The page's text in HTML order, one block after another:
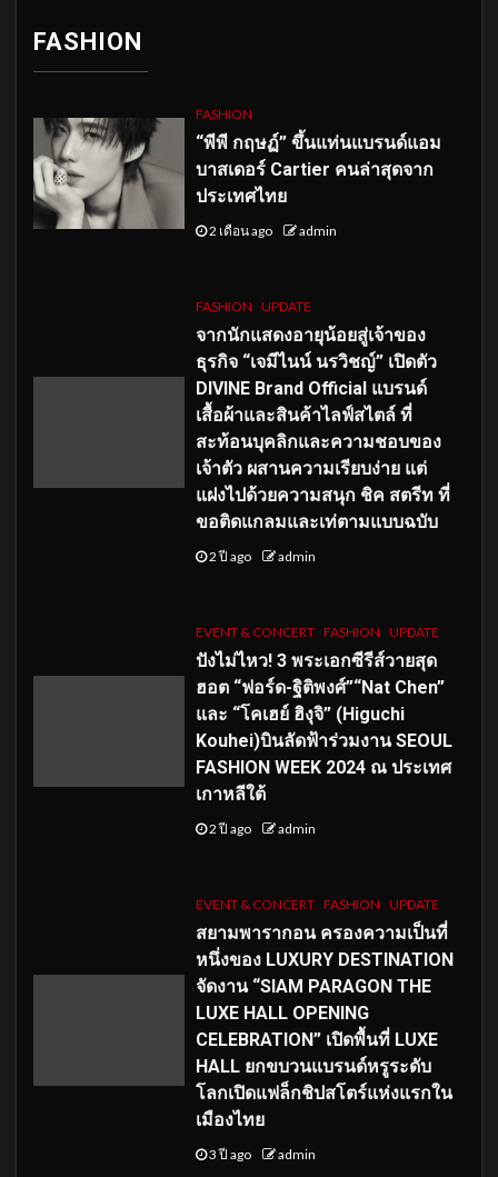
FASHION
FASHION
“พีพี กฤษฏ์” ขึ้นแท่นแบรนด์แอม
บาสเดอร์ Cartier คนล่าสุดจาก
ประเทศไทย
2 เดือน ago admin
FASHION UPDATE
จากนักแสดงอายุน้อยสู่เจ้าของ
ธุรกิจ “เจมีไนน์ นรวิชญ์” เปิดตัว
DIVINE Brand Official แบรนด์
เสื้อผ้าและสินค้าไลฟ์สไตล์ ที่
สะท้อนบุคลิกและความชอบของ
เจ้าตัว ผสานความเรียบง่าย แต่
แฝงไปด้วยความสนุก ชิค สตรีท ที่
ขอติดแกลมและเท่ตามแบบฉบับ
2 ปี ago admin
EVENT & CONCERT FASHION UPDATE
ปังไม่ไหว! 3 พระเอกซีรีส์วายสุด
ฮอต “ฟอร์ด-ฐิติพงศ์”“Nat Chen”
และ “โคเฮย์ ฮิงุจิ” (Higuchi
Kouhei)บินลัดฟ้าร่วมงาน SEOUL
FASHION WEEK 2024 ณ ประเทศ
เกาหลีใต้
2 ปี ago admin
EVENT & CONCERT FASHION UPDATE
สยามพารากอน ครองความเป็นที่
หนึ่งของ LUXURY DESTINATION
จัดงาน “SIAM PARAGON THE
LUXE HALL OPENING
CELEBRATION” เปิดพื้นที่ LUXE
HALL ยกขบวนแบรนด์หรูระดับ
โลกเปิดแฟล็กชิปสโตร์แห่งแรกใน
เมืองไทย
3 ปี ago admin